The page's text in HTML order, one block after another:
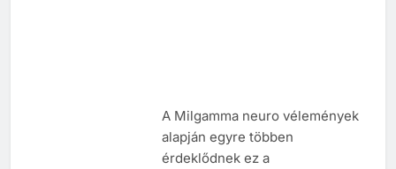
A Milgamma neuro vélemények
alapján egyre többen
érdeklődnek ez a